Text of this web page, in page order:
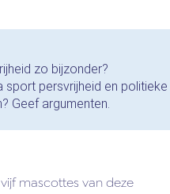
zo bijzonder?
sport persvrijheid en politieke
Geef argumenten.
mascottes van deze